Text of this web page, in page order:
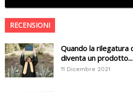
RECENSIONI
Quando la rilegatura
diventa un prodotto...
11 Dicembre 2021